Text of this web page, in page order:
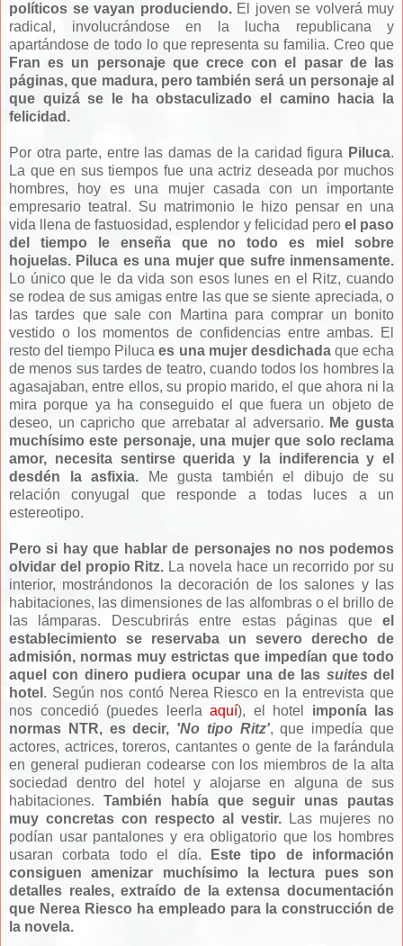
políticos se vayan produciendo.El joven se volverá muy
radical, involucrándose en la lucha republicana y
apartándose de todo lo que representa su familia. Creo que
Fran es un personaje que crece con el pasar de las
páginas, que madura, pero también será un personaje al
que quizá se le ha obstaculizado el camino hacia la
felicidad.
Por otra parte, entre las damas de la caridad figura Piluca.
La que en sus tiempos fue una actriz deseada por muchos
hombres, hoy es una mujer casada con un importante
empresario teatral. Su matrimonio le hizo pensar en una
vida llena de fastuosidad, esplendor y felicidad pero el paso
del tiempo le enseña que no todo es miel sobre
hojuelas. Piluca es una mujer que sufre inmensamente.
Lo único que le da vida son esos lunes en el Ritz, cuando
se rodea de sus amigas entre las que se siente apreciada, o
las tardes que sale con Martina para comprar un bonito
vestido o los momentos de confidencias entre ambas. El
resto del tiempo Piluca es una mujer desdichadaque echa
de menos sus tardes de teatro, cuando todos los hombres la
agasajaban, entre ellos, su propio marido, el que ahora ni la
mira porque ya ha conseguido el que fuera un objeto de
deseo, un capricho que arrebatar al adversario. Me gusta
muchísimo este personaje, una mujer que solo reclama
amor, necesita sentirse querida y la indiferencia y el
desdén la asfixia.
Me gusta también el dibujo de su
relación conyugal que responde a todas luces a un
estereotipo.
Pero si hay que hablar de personajes no nos podemos
olvidar del propio Ritz. La novela hace un recorrido por su
interior, mostrándonos la decoración de los salones y las
habitaciones, las dimensiones de las alfombras o el brillo de
las lámparas. Descubrirás entre estas páginas que el
establecimiento se reservaba un severo derecho de
admisión, normas muy estrictas que impedían que todo
aquel con dinero pudiera ocupar una de las suites del
hotel . Según nos contó Nerea Riesco en la entrevista que
nos concedió (puedes leerla aquí), el hotel imponía las
normas NTR, es decir, 'No tipo Ritz', que impedía que
actores, actrices, toreros, cantantes o gente de la farándula
en general pudieran codearse con los miembros de la alta
sociedad dentro del hotel y alojarse en alguna de sus
habitaciones. También había que seguir unas pautas
muy concretas con respecto al vestir.
Las mujeres no
podían usar pantalones y era obligatorio que los hombres
usaran corbata todo el día.
Este tipo de información
consiguen amenizar muchísimo la lectura pues son
detalles reales, extraído de la extensa documentación
que Nerea Riesco ha empleado para la construcción de
la novela.